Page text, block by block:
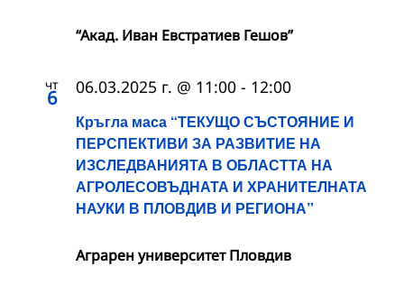
“Акад. Иван Евстратиев Гешов”
чт
6
Кръгла маса “ТЕКУЩО СЪСТОЯНИЕ И
ПЕРСПЕКТИВИ ЗА РАЗВИТИЕ НА
ИЗСЛЕДВАНИЯТА В ОБЛАСТТА НА
АГРОЛЕСОВЪДНАТА И ХРАНИТЕЛНАТА
НАУКИ В ПЛОВДИВ И РЕГИОНА”
06.03.2025 г. @ 11:00 - 12:00
Аграрен университет Пловдив